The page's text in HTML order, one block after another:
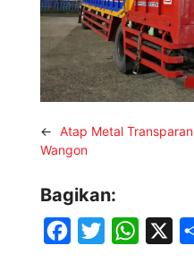
← Atap Metal Transparan
Wangon
Bagikan:
W